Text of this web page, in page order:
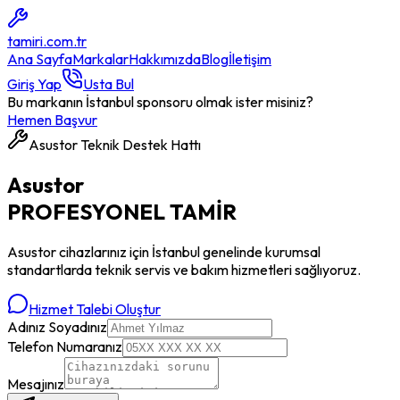
tamiri.com.tr
Ana SayfaMarkalarHakkımızdaBlogİletişim
Giriş Yap
Usta Bul
Bu markanın İstanbul sponsoru olmak ister misiniz?
Hemen Başvur
AsustorTeknik Destek Hattı
Asustor
PROFESYONELTAMİR
Asustorcihazlarınız için İstanbul genelinde kurumsal
standartlarda teknik servis ve bakım hizmetleri sağlıyoruz.
Hizmet Talebi Oluştur
Adınız Soyadınız
Telefon Numaranız
Mesajınız